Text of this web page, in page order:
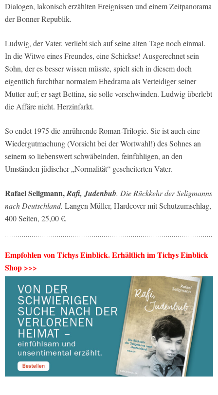
Dialogen, lakonisch erzählten Ereignissen und einem Zeitpanorama
der Bonner Republik.
Ludwig, der Vater, verliebt sich auf seine alten Tage noch einmal.
In die Witwe eines Freundes, eine Schickse! Ausgerechnet sein
Sohn, der es besser wissen müsste, spielt sich in diesem doch
eigentlich furchtbar normalem Ehedrama als Verteidiger seiner
Mutter auf; er sagt Bettina, sie solle verschwinden. Ludwig überlebt
die Affäre nicht. Herzinfarkt.
So endet 1975 die anrührende Roman-Trilogie. Sie ist auch eine
Wiedergutmachung (Vorsicht bei der Wortwahl!) des Sohnes an
seinem so liebenswert schwäbelnden, feinfühligen, an den
Umständen jüdischer „Normalität“ gescheiterten Vater.
Rafael Seligmann,Rafi, Judenbub. Die Rückkehr der Seligmanns
nach Deutschland. Langen Müller, Hardcover mit Schutzumschlag,
400 Seiten, 25,00 €.
Empfohlen von Tichys Einblick. Erhältlich im Tichys Einblick
Shop >>>